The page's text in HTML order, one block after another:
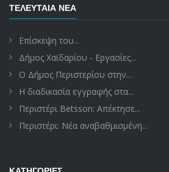
ΤΕΛΕΥΤΑΊΑ ΝΈΑ
Επίσκεψη του...
Δήμος Χαϊδαρίου - Εργασίες...
Ο Δήμος Περιστερίου στην...
Η διαδικασία εγγραφής στα...
Περιστέρι Betsson: Απέκτησε...
Περιστέρι: Νέα αναβαθμισμένη...